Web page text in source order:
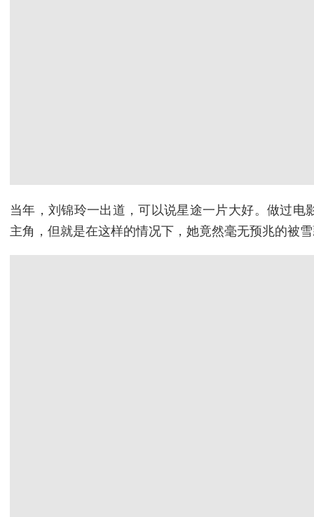
当年，刘锦玲一出道，可以说星途一片大好。做过电
主角，但就是在这样的情况下，她竟然毫无预兆的被